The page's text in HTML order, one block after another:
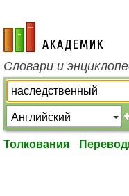
academic.ru
Словари и
Толкования